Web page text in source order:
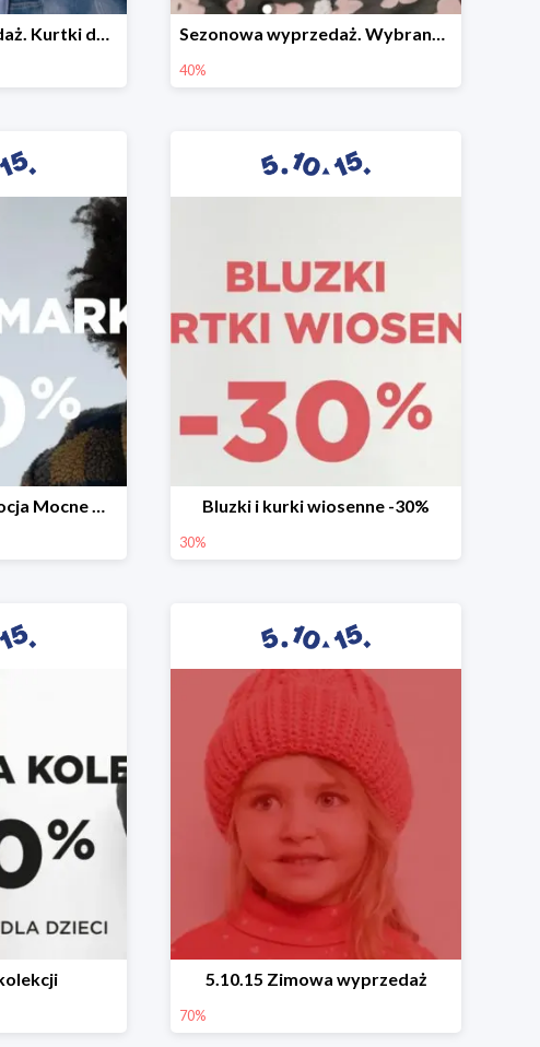
Sezonowa wyprzedaż. Kurtki do -50% Sezonowa wyprzedaż. Wybrane modele do -40%
40%
Mega okazje promocja Mocne marki do -70% Bluzki i kurki wiosenne -30%
30%
5.10.15 Zimowa wyprzedaż
70%